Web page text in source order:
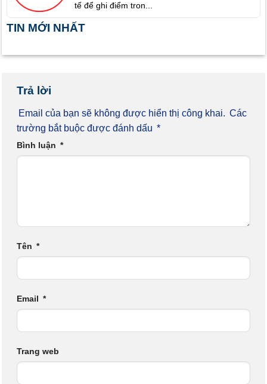
tế để ghi điểm tron...
TIN MỚI NHẤT
Trả lời
Email của bạn sẽ không được hiển thị công khai. Các
trường bắt buộc được đánh dấu *
Bình luận *
Tên *
Email *
Trang web